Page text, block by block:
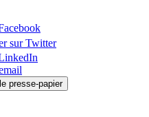
sur Twitter
presse-papier